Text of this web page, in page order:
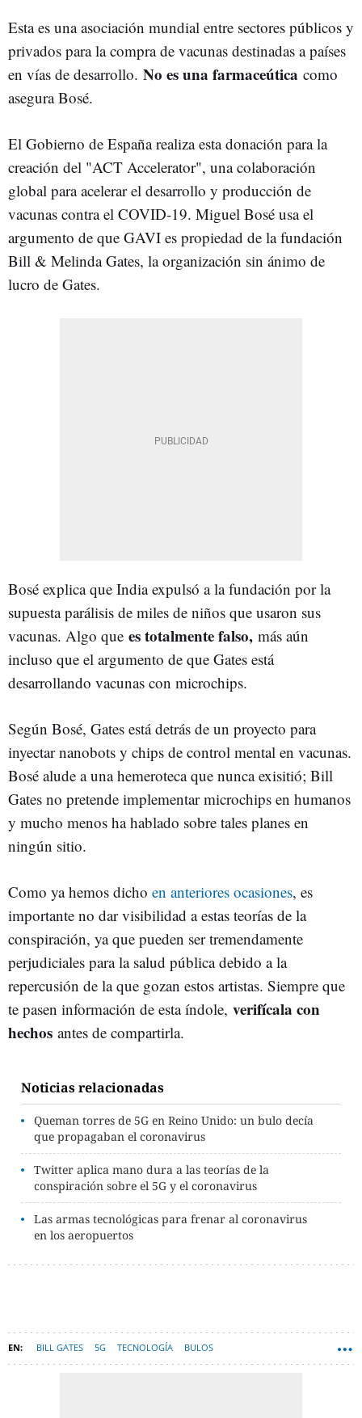
Esta es una asociación mundial entre sectores públicos y
privados para la compra de vacunas destinadas a países
en vías de desarrollo. No es una farmaceútica como
asegura Bosé.
El Gobierno de España realiza esta donación para la
creación del "ACT Accelerator", una colaboración
global para acelerar el desarrollo y producción de
vacunas contra el COVID-19. Miguel Bosé usa el
argumento de que GAVI es propiedad de la fundación
Bill & Melinda Gates, la organización sin ánimo de
lucro de Gates.
Bosé explica que India expulsó a la fundación por la
supuesta parálisis de miles de niños que usaron sus
vacunas. Algo que es totalmente falso, más aún
incluso que el argumento de que Gates está
desarrollando vacunas con microchips.
Según Bosé, Gates está detrás de un proyecto para
inyectar nanobots y chips de control mental en vacunas.
Bosé alude a una hemeroteca que nunca exisitió; Bill
Gates no pretende implementar microchips en humanos
y mucho menos ha hablado sobre tales planes en
ningún sitio.
Como ya hemos dicho en anteriores ocasiones, es
importante no dar visibilidad a estas teorías de la
conspiración, ya que pueden ser tremendamente
perjudiciales para la salud pública debido a la
repercusión de la que gozan estos artistas. Siempre que
te pasen información de esta índole, verifícala con
hechos antes de compartirla.
Noticias relacionadas
Queman torres de 5G en Reino Unido: un bulo decía
que propagaban el coronavirus
Twitter aplica mano dura a las teorías de la
conspiración sobre el 5G y el coronavirus
Las armas tecnológicas para frenar al coronavirus
en los aeropuertos
BILL GATES 5G TECNOLOGÍA BULOS